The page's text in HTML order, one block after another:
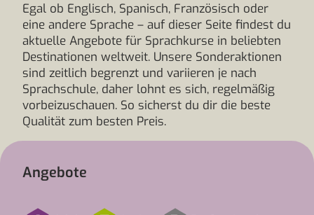
Egal ob Englisch, Spanisch, Französisch oder
eine andere Sprache – auf dieser Seite findest du
aktuelle Angebote für Sprachkurse in beliebten
Destinationen weltweit. Unsere Sonderaktionen
sind zeitlich begrenzt und variieren je nach
Sprachschule, daher lohnt es sich, regelmäßig
vorbeizuschauen. So sicherst du dir die beste
Qualität zum besten Preis.
Angebote